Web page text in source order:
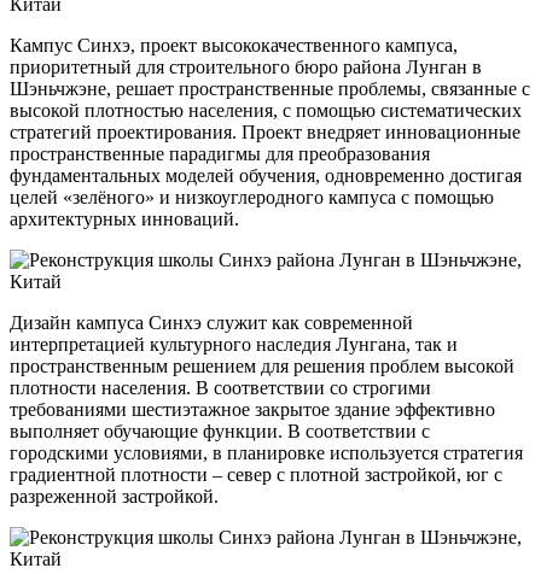
Кампус Синхэ, проект высококачественного кампуса,
приоритетный для строительного бюро района Лунган в
Шэньчжэне, решает пространственные проблемы, связанные с
высокой плотностью населения, с помощью систематических
стратегий проектирования. Проект внедряет инновационные
пространственные парадигмы для преобразования
фундаментальных моделей обучения, одновременно достигая
целей «зелёного» и низкоуглеродного кампуса с помощью
архитектурных инноваций.
Дизайн кампуса Синхэ служит как современной
интерпретацией культурного наследия Лунгана, так и
пространственным решением для решения проблем высокой
плотности населения. В соответствии со строгими
требованиями шестиэтажное закрытое здание эффективно
выполняет обучающие функции. В соответствии с
городскими условиями, в планировке используется стратегия
градиентной плотности – север с плотной застройкой, юг с
разреженной застройкой.